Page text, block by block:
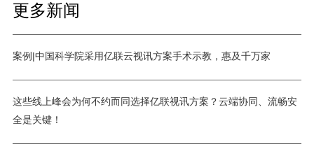
更多新闻
案例|中国科学院采用亿联云视讯方案手术示教，惠及千万家
这些线上峰会为何不约而同选择亿联视讯方案？云端协同、流畅安
全是关键！